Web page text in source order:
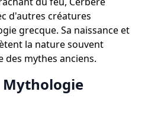
d'autres créatures
grecque. Sa naissance et
la nature souvent
mythes anciens.
Mythologie